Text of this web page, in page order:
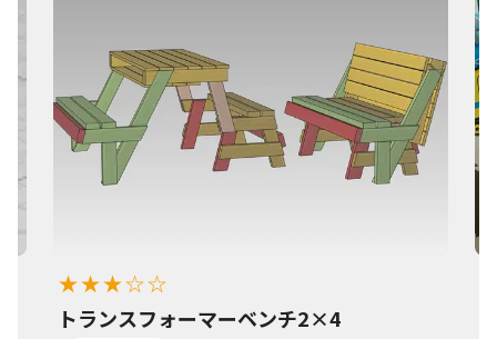
★★★☆☆
トランスフォーマーベンチ2×4